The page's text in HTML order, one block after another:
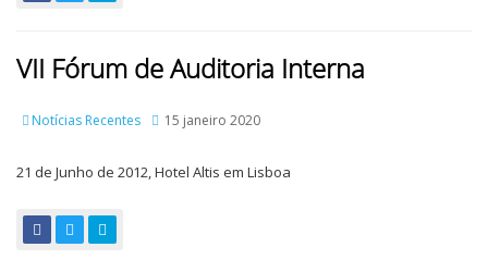
VII Fórum de Auditoria Interna
Notícias Recentes 15 janeiro 2020
21 de Junho de 2012, Hotel Altis em Lisboa